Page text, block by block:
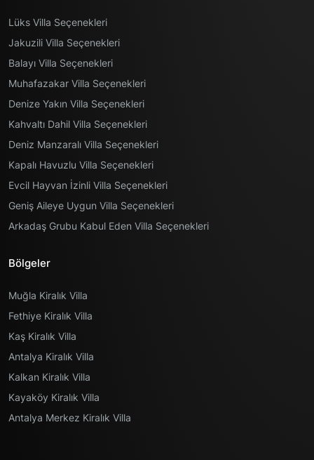
Lüks Villa Seçenekleri
Jakuzili Villa Seçenekleri
Balayı Villa Seçenekleri
Muhafazakar Villa Seçenekleri
Denize Yakın Villa Seçenekleri
Kahvaltı Dahil Villa Seçenekleri
Deniz Manzaralı Villa Seçenekleri
Kapalı Havuzlu Villa Seçenekleri
Evcil Hayvan İzinli Villa Seçenekleri
Geniş Aileye Uygun Villa Seçenekleri
Arkadaş Grubu Kabul Eden Villa Seçenekleri
Bölgeler
Muğla Kiralık Villa
Fethiye Kiralık Villa
Kaş Kiralık Villa
Antalya Kiralık Villa
Kalkan Kiralık Villa
Kayaköy Kiralık Villa
Antalya Merkez Kiralık Villa